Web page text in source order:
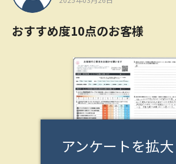
おすすめ度10点のお客様
アンケートを拡大